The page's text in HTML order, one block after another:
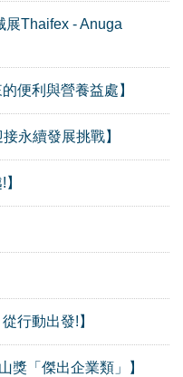
展Thaifex - Anuga
便利與營養益處】
永續發展挑戰】
行動出發!】
獎「傑出企業類」】